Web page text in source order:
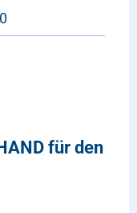
für den